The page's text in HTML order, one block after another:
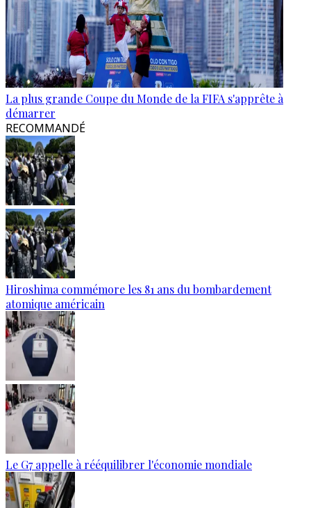
La plus grande Coupe du Monde de la FIFA s'apprête à
démarrer
RECOMMANDÉ
Hiroshima commémore les 81 ans du bombardement
atomique américain
Le G7 appelle à rééquilibrer l'économie mondiale